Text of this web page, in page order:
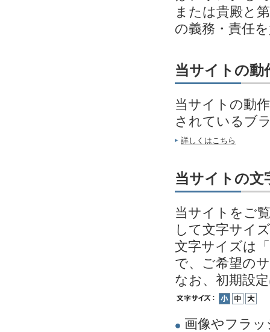
または貴殿と
の義務・責任
当サイトの動
当サイトの動
されているブ
詳しくはこちら
当サイトの文
当サイトをご
して文字サイ
文字サイズは
で、ご希望の
なお、初期設
画像やフラ